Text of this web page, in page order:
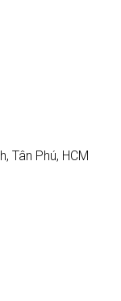
Tân Phú, HCM